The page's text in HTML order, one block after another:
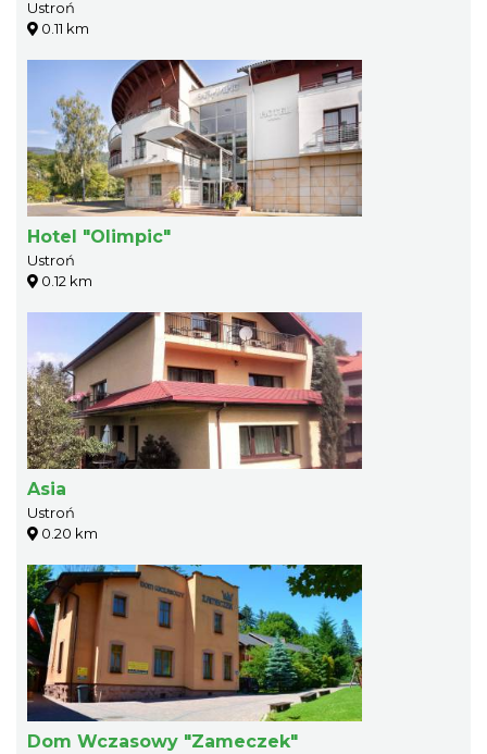
Ustroń
0.11 km
Hotel "Olimpic"
Ustroń
0.12 km
Asia
Ustroń
0.20 km
Dom Wczasowy "Zameczek"